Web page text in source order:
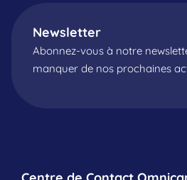
Newsletter
Abonnez-vous à notre
manquer de nos prochaines